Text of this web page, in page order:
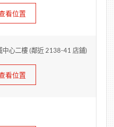
看位置
心二樓 (鄰近 2138-41 店鋪)
看位置